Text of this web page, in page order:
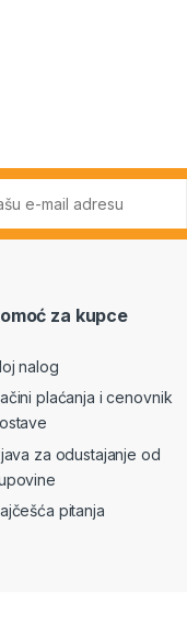
za kupce
nalog
plaćanja i cenovnik
za odustajanje od
pitanja